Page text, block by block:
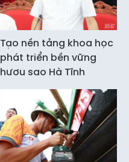
Tạo nền tảng khoa học
phát triển bền vững
hươu sao Hà Tĩnh